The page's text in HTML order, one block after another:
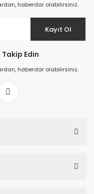
haberdar olabilirsiniz.
Kayıt Ol
Edin
haberdar olabilirsiniz.